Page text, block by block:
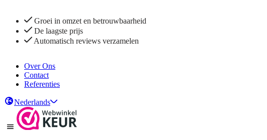
Groei in omzet en betrouwbaarheid
De laagste prijs
Automatisch reviews verzamelen
Over Ons
Contact
Referenties
Nederlands